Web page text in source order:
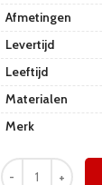
Afmetingen
Levertijd
Leeftijd
Materialen
Merk